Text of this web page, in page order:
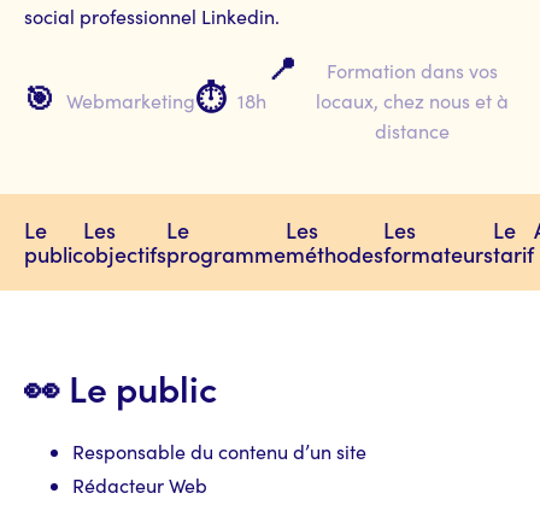
social professionnel Linkedin.
🎯 Webmarketing⏱️ 18h
📍
Formation dans vos
locaux, chez nous et à
distance
Le
public
Les
objectifs
Le
programme
Les
méthodes
Les
formateurs
Le
tarif
👀 Le public
Responsable du contenu d’un site
Rédacteur Web